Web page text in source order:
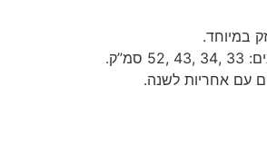
עם אחריות לשנה.